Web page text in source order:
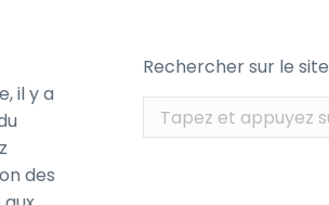
Rechercher sur le site
Recherche
:
il y a
des